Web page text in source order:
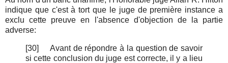
indique que c'est à tort que le juge de première instance a
exclu cette preuve en l'absence d'objection de la partie
adverse:
[30]
Avant de répondre à la question de savoir
si cette conclusion du juge est correcte, il y a lieu